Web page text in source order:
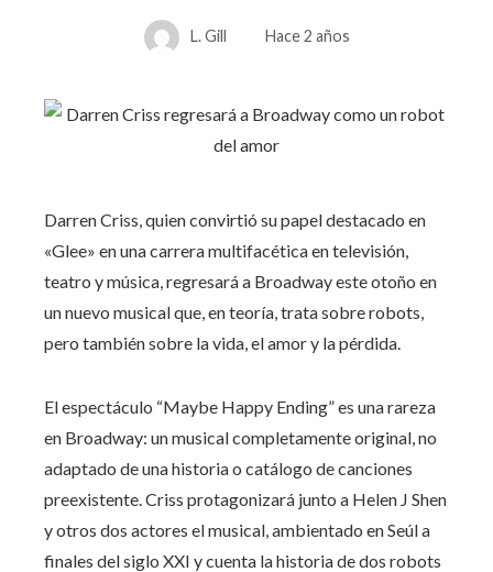
L. Gill Hace 2 años
Darren Criss, quien convirtió su papel destacado en
«Glee» en una carrera multifacética en televisión,
teatro y música, regresará a Broadway este otoño en
un nuevo musical que, en teoría, trata sobre robots,
pero también sobre la vida, el amor y la pérdida.
El espectáculo “Maybe Happy Ending” es una rareza
en Broadway: un musical completamente original, no
adaptado de una historia o catálogo de canciones
preexistente. Criss protagonizará junto a Helen J Shen
y otros dos actores el musical, ambientado en Seúl a
finales del siglo XXI y cuenta la historia de dos robots